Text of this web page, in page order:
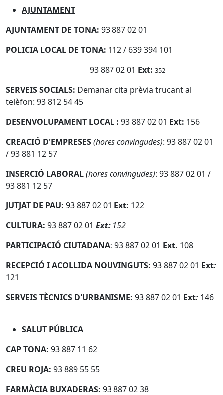
AJUNTAMENT
AJUNTAMENT DE TONA: 93 887 02 01
POLICIA LOCAL DE TONA: 112 / 639 394 101
93 887 02 01 Ext: 352
SERVEIS SOCIALS: Demanar cita prèvia trucant al
telèfon: 93 812 54 45
DESENVOLUPAMENT LOCAL : 93 887 02 01 Ext: 156
CREACIÓ D'EMPRESES(hores convingudes): 93 887 02 01
/ 93 881 12 57
INSERCIÓ LABORAL(hores convingudes): 93 887 02 01 /
93 881 12 57
JUTJAT DE PAU: 93 887 02 01 Ext: 122
CULTURA: 93 887 02 01 Ext: 152
PARTICIPACIÓ CIUTADANA: 93 887 02 01 Ext. 108
RECEPCIÓ I ACOLLIDA NOUVINGUTS: 93 887 02 01 Ext:
121
SERVEIS TÈCNICS D'URBANISME: 93 887 02 01 Ext: 146
SALUT PÚBLICA
CAP TONA: 93 887 11 62
CREU ROJA: 93 889 55 55
FARMÀCIA BUXADERAS: 93 887 02 38